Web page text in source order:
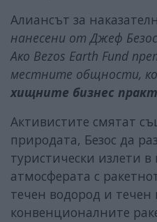
Алиансът за
нанесени от Джеф
Ако Bezos Earth Fund
местните общности,
хищните бизнес
Активистите смятат
природата, Безос да
туристически излети
атмосферата с
течен водород и течен
конвенционалните